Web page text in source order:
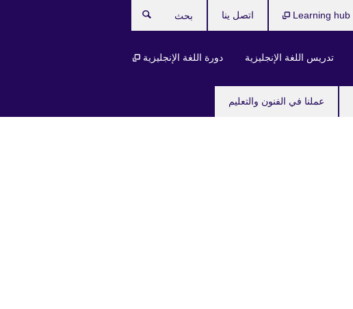
عملنا في الفنون والتعليم
تدريس اللغة الإنجليزية دورة اللغة الإنجليزية
Learning hub اتصل ينا